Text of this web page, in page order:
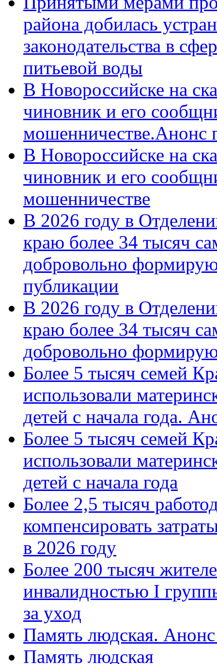
района добилась
законодательства в
питьевой воды
В Новороссийске на
чиновник и его
мошенничестве.Анонс
В Новороссийске на
чиновник и его
мошенничестве
В 2026 году в
краю более 34 тысяч
добровольно
публикации
В 2026 году в
краю более 34 тысяч
добровольно
Более 5 тысяч семей
использовали
детей с начала года.
Более 5 тысяч семей
использовали
детей с начала года
Более 2,5 тысяч
компенсировать
в 2026 году
Более 200 тысяч
инвалидностью I
за уход
Память людская.
Память людская